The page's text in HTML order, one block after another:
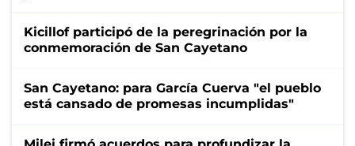
Kicillof participó de la peregrinación por la
conmemoración de San Cayetano
San Cayetano: para García Cuerva "el pueblo
está cansado de promesas incumplidas"